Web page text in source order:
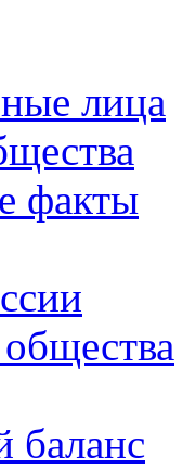
лица
факты
баланс